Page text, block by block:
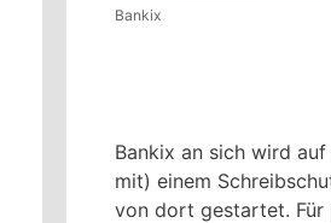
Bankix
Bankix an sich wird
mit) einem
von dort gestartet. Für